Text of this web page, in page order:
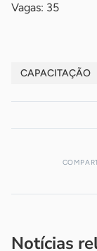
Vagas: 35
CAPACITAÇÃO
Notícias